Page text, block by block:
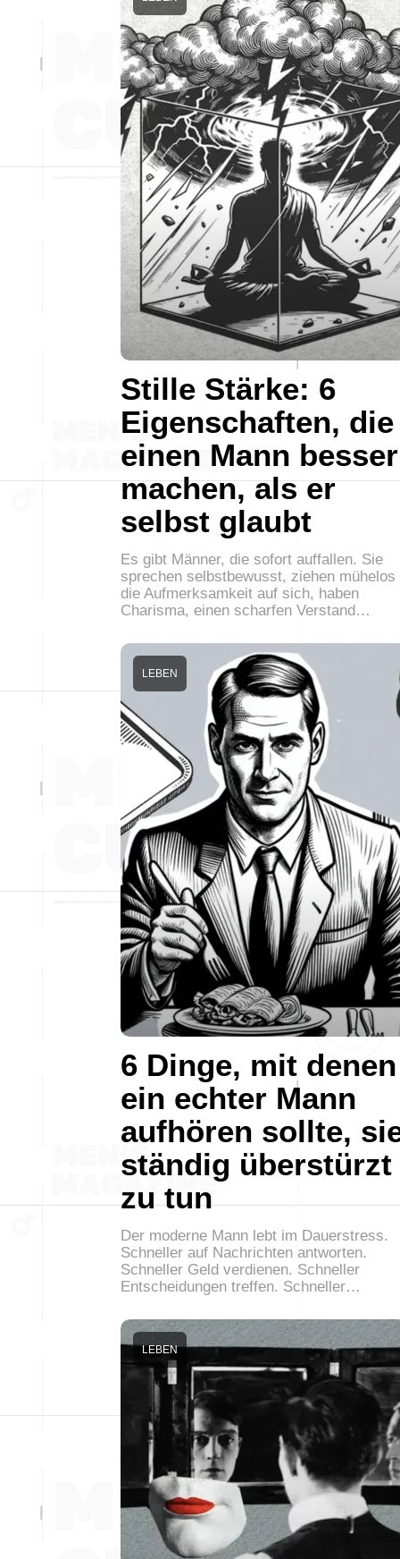
Stille Stärke: 6
Eigenschaften, die
einen Mann besser
machen, als er
selbst glaubt
Es gibt Männer, die sofort auffallen. Sie
sprechen selbstbewusst, ziehen mühelos
die Aufmerksamkeit auf sich, haben
Charisma, einen scharfen Verstand…
6 Dinge, mit denen
ein echter Mann
aufhören sollte,
ständig überstürzt
zu tun
LEBEN
Der moderne Mann lebt im Dauerstress.
Schneller auf Nachrichten antworten.
Schneller Geld verdienen. Schneller
Entscheidungen treffen. Schneller…
LEBEN